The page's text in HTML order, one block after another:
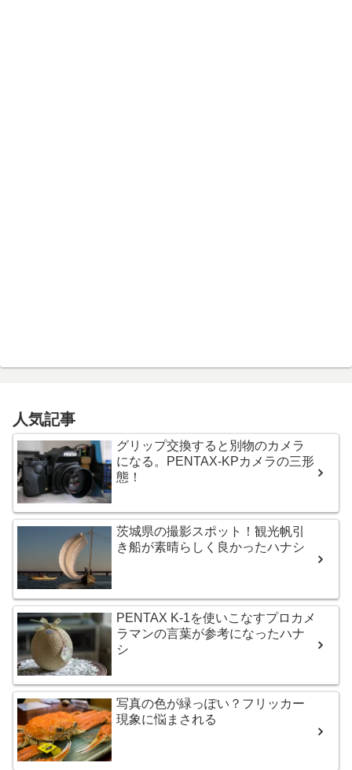
人気記事
グリップ交換すると別物のカメラ
になる。PENTAX-KPカメラの三形
態！
茨城県の撮影スポット！観光帆引
き船が素晴らしく良かったハナシ
PENTAX K-1を使いこなすプロカメ
ラマンの言葉が参考になったハナ
シ
写真の色が緑っぽい？フリッカー
現象に悩まされる